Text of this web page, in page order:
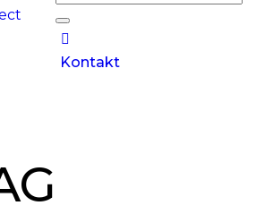
Kontakt